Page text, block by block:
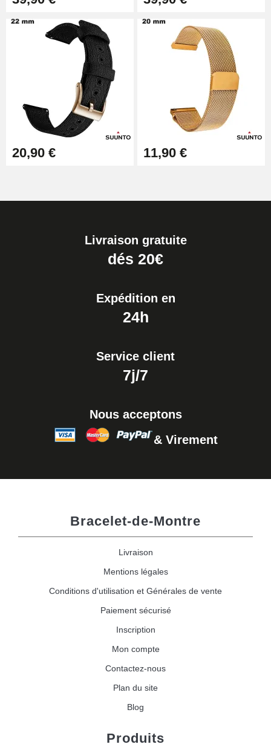
20,90 € 11,90 €
Livraison gratuite
dés 20€
Expédition en
24h
Service client
7j/7
Nous acceptons
& Virement
Bracelet-de-Montre
Livraison
Mentions légales
Conditions d'utilisation et Générales de vente
Paiement sécurisé
Inscription
Mon compte
Contactez-nous
Plan du site
Blog
Produits